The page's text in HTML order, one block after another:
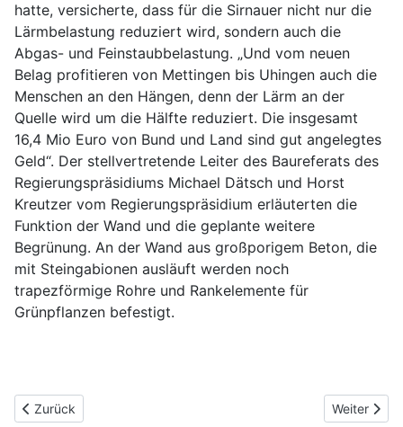
hatte, versicherte, dass für die Sirnauer nicht nur die
Lärmbelastung reduziert wird, sondern auch die
Abgas- und Feinstaubbelastung. „Und vom neuen
Belag profitieren von Mettingen bis Uhingen auch die
Menschen an den Hängen, denn der Lärm an der
Quelle wird um die Hälfte reduziert. Die insgesamt
16,4 Mio Euro von Bund und Land sind gut angelegtes
Geld“. Der stellvertretende Leiter des Baureferats des
Regierungspräsidiums Michael Dätsch und Horst
Kreutzer vom Regierungspräsidium erläuterten die
Funktion der Wand und die geplante weitere
Begrünung. An der Wand aus großporigem Beton, die
mit Steingabionen ausläuft werden noch
trapezförmige Rohre und Rankelemente für
Grünpflanzen befestigt.
Vorheriger Beitrag: Bilder vom ersten Faschingsumzug in Sirnau
Zurück Nächster
Weiter